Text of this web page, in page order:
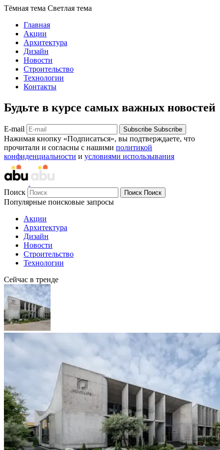
Тёмная тема Светлая тема
Главная
Акции
Архитектура
Дизайн
Новости
Строительство
Технологии
Контакты
Будьте в курсе самых важных новостей
E-mail Subscribe Subscribe
Нажимая кнопку «Подписаться», вы подтверждаете, что
прочитали и согласны с нашими политикой
конфиденциальности и условиями использывания
Поиск Поиск Поиск
Популярные поисковые запросы
Акции
Архитектура
Дизайн
Новости
Строительство
Технологии
Сейчас в тренде